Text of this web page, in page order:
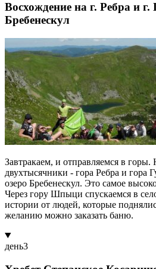
Восхождение на г. Ребра и
Бребенескул
Завтракаем, и отправляемся в горы.
двухтысячники - гора Ребра и гора
озеро Бребенескул. Это самое
Через гору Шпыци спускаемся в
истории от людей, которые
желанию можно заказать баню.
день3